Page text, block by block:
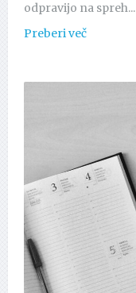
odpravijo na spreh...
Preberi več